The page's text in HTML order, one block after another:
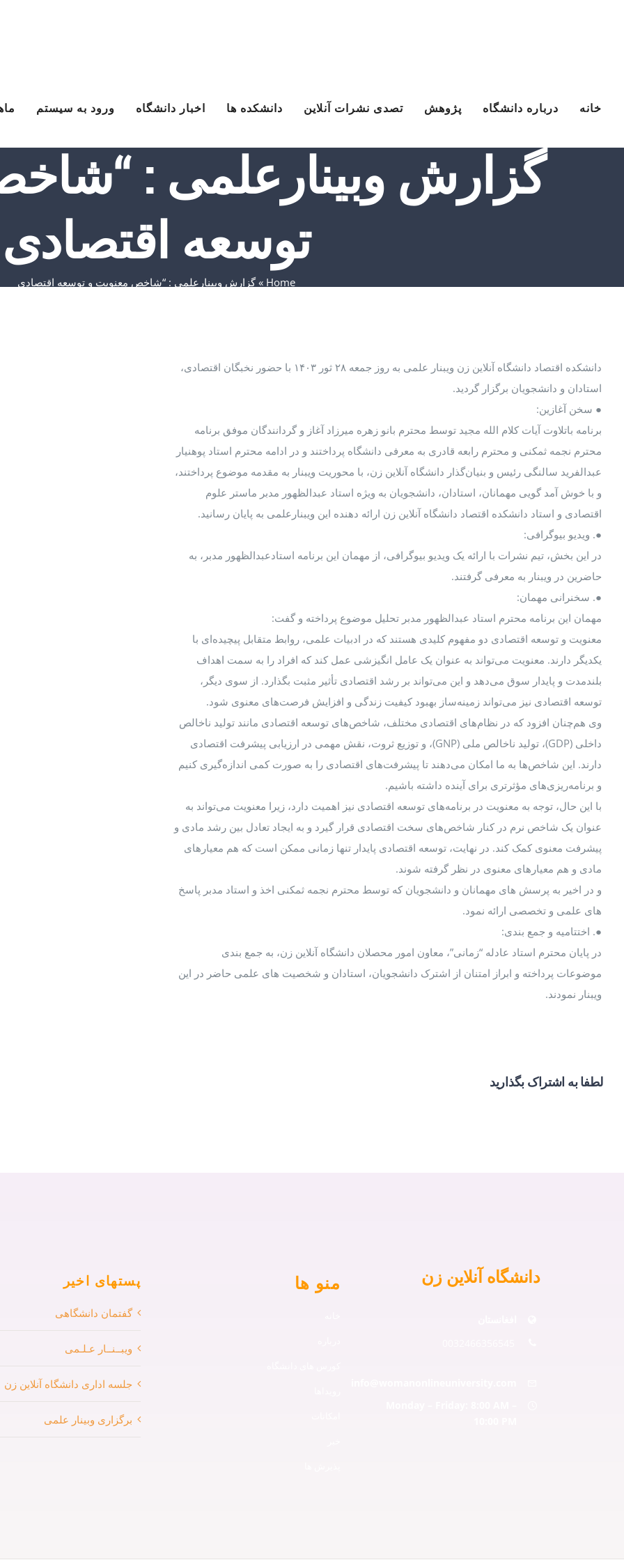
خانه درباره دانشگاه پژوهش تصدی نشرات آنلاین دانشکده ها اخبار دانشگاه ورود به سیستم
گزارش وبینارعلمی :
توسعه اقتصادی
Home
»گزارش وبینارعلمی : “شاخص معنویت و توسعه اقتصادی
دانشکده اقتصاد دانشگاه آنلاین زن ویبنار علمی به روز جمعه ۲۸ ثور ۱۴۰۳ با حضور نخبگان اقتصادی،
استادان و دانشجویان برگزار گردید.
● سخن آغازین:
برنامه باتلاوت آیات کلام الله مجید توسط محترم بانو زهره میرزاد آغاز و گردانندگان موفق برنامه
محترم نجمه ثمکنی و محترم رابعه قادری به معرفی دانشگاه پرداختند و در ادامه محترم استاد پوهنیار
عبدالفرید سالنگی رئیس و بنیان‌گذار دانشگاه آنلاین زن، با محوریت ویبنار به مقدمه موضوع پرداختند،
و با خوش آمد گویی مهمانان، استادان، دانشجویان به ویژه استاد عبدالظهور مدبر ماستر علوم
اقتصادی و استاد دانشکده اقتصاد دانشگاه آنلاین زن ارائه دهنده این ویبنارعلمی به پایان رسانید.
●. ویدیو بیوگرافی:
در این بخش، تیم نشرات با ارائه یک ویدیو بیوگرافی، از مهمان این برنامه استادعبدالظهور مدبر، به
حاضرین در ویبنار به معرفی گرفتند.
●. سخنرانی مهمان:
مهمان این برنامه محترم استاد عبدالظهور مدبر تحلیل موضوع پرداخته و گفت:
معنویت و توسعه اقتصادی دو مفهوم کلیدی هستند که در ادبیات علمی، روابط متقابل پیچیده‌ای با
یکدیگر دارند. معنویت می‌تواند به عنوان یک عامل انگیزشی عمل کند که افراد را به سمت اهداف
بلندمدت و پایدار سوق می‌دهد و این می‌تواند بر رشد اقتصادی تأثیر مثبت بگذارد. از سوی دیگر،
توسعه اقتصادی نیز می‌تواند زمینه‌ساز بهبود کیفیت زندگی و افزایش فرصت‌های معنوی شود.
وی هم‌چنان افزود که در نظام‌های اقتصادی مختلف، شاخص‌های توسعه اقتصادی مانند تولید ناخالص
داخلی (GDP)، تولید ناخالص ملی (GNP)، و توزیع ثروت، نقش مهمی در ارزیابی پیشرفت اقتصادی
دارند. این شاخص‌ها به ما امکان می‌دهند تا پیشرفت‌های اقتصادی را به صورت کمی اندازه‌گیری کنیم
و برنامه‌ریزی‌های مؤثرتری برای آینده داشته باشیم.
با این حال، توجه به معنویت در برنامه‌های توسعه اقتصادی نیز اهمیت دارد، زیرا معنویت می‌تواند به
عنوان یک شاخص نرم در کنار شاخص‌های سخت اقتصادی قرار گیرد و به ایجاد تعادل بین رشد مادی و
پیشرفت معنوی کمک کند. در نهایت، توسعه اقتصادی پایدار تنها زمانی ممکن است که هم معیارهای
مادی و هم معیارهای معنوی در نظر گرفته شوند.
و در اخیر به پرسش های مهمانان و دانشجویان که توسط محترم نجمه ثمکنی اخذ و استاد مدبر پاسخ
های علمی و تخصصی ارائه نمود.
●. اختتامیه و جمع بندی:
در پایان محترم استاد عادله “زمانی”، معاون امور محصلان دانشگاه آنلاین زن، به جمع بندی
موضوعات پرداخته و ابراز امتنان از اشترک دانشجویان، استادان و شخصیت های علمی حاضر در این
ویبنار نمودند.
لطفا به اشتراک بگذارید
دانشگاه آنلاین زن منو ها پستهای اخیر
گفتمان دانشگاهی
ویبــنــار عـلـمی
جلسه اداری دانشگاه آنلاین زن
برگزاری وبینار علمی